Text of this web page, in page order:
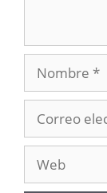
Nombre
electrónico